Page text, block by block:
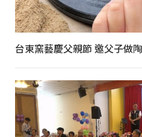
台東窯藝慶父親節 邀父子做